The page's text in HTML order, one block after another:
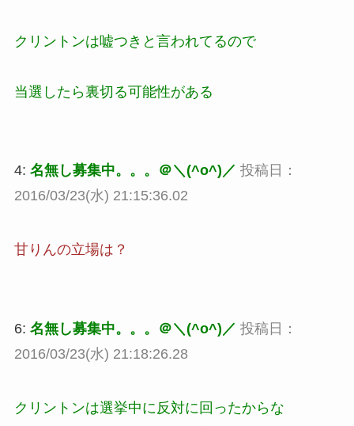
クリントンは嘘つきと言われてるので
当選したら裏切る可能性がある
4: 名無し募集中。。。＠＼(^o^)／ 投稿日：
2016/03/23(水) 21:15:36.02
甘りんの立場は？
6: 名無し募集中。。。＠＼(^o^)／ 投稿日：
2016/03/23(水) 21:18:26.28
クリントンは選挙中に反対に回ったからな